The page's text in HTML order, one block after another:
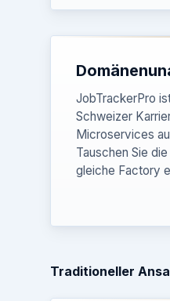
JobTrackerPro
Schweizer
Microservices
Tauschen Sie
gleiche Factory
Traditioneller